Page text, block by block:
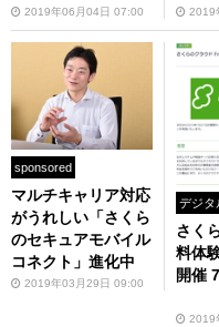
2019年06月04日 07:00 2019
sponsored
マルチキャリア対応
がうれしい「さくら
のセキュアモバイル
コネクト」進化中
2019年03月29日 09:00
デジタ
さく
料体
開催
2019